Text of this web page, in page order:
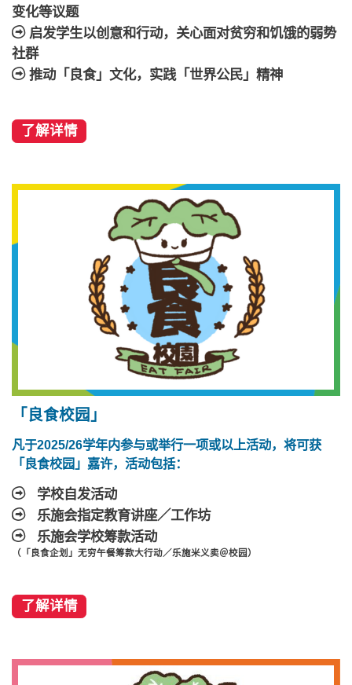
变化等议题
启发学生以创意和行动，关心面对贫穷和饥饿的弱势
社群
推动「良食」文化，实践「世界公民」精神
了解详情
「良食校园」
凡于2025/26学年内参与或举行一项或以上活动，将可获
「良食校园」嘉许，活动包括：
学校自发活动
乐施会指定教育讲座／工作坊
乐施会学校筹款活动
（「良食企划」无穷午餐筹款大行动／乐施米义卖＠校园）
了解详情